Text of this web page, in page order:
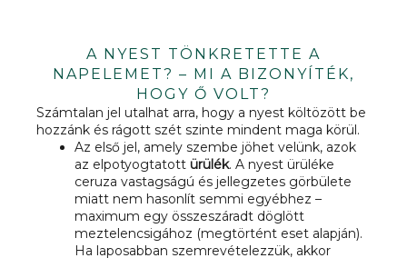
A NYEST TÖNKRETETTE A
NAPELEMET? – MI A BIZONYÍTÉK,
HOGY Ő VOLT?
Számtalan jel utalhat arra, hogy a nyest költözött be
hozzánk és rágott szét szinte mindent maga körül.
Az első jel, amely szembe jöhet velünk, azok
az elpotyogtatott ürülék. A nyest ürüléke
ceruza vastagságú és jellegzetes görbülete
miatt nem hasonlít semmi egyébhez –
maximum egy összeszáradt döglött
meztelencsigához (megtörtént eset alapján).
Ha laposabban szemrevételezzük, akkor